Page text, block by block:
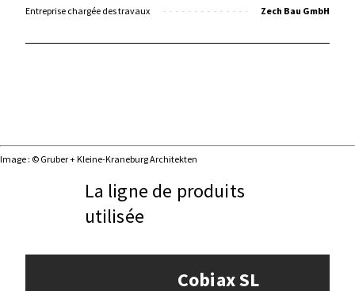
Entreprise chargée des travaux Zech Bau GmbH
Image : © Gruber + Kleine-Kraneburg Architekten
La ligne de produits
utilisée
Cobiax SL